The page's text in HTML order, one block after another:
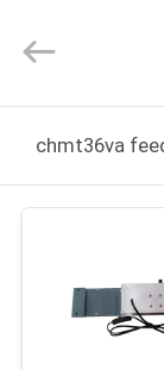
บ้าน
สินค้า
วิดีโอ
2026
CHARMHIGH
All
Reserved.chmt36va